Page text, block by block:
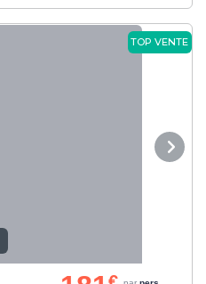
TOP VENTE